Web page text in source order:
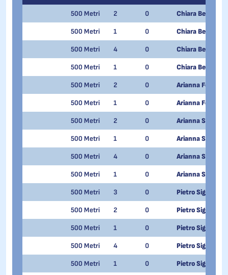
500 Metri 2 0 Chiara Betti
500 Metri 1 0 Chiara Betti
500 Metri 4 0 Chiara Betti
500 Metri 1 0 Chiara Betti
500 Metri 2 0 Arianna Fontana
500 Metri 1 0 Arianna Fontana
500 Metri 2 0 Arianna Sighel
500 Metri 1 0 Arianna Sighel
500 Metri 4 0 Arianna Sighel
500 Metri 1 0 Arianna Sighel
500 Metri 3 0 Pietro Sighel
500 Metri 2 0 Pietro Sighel
500 Metri 1 0 Pietro Sighel
500 Metri 4 0 Pietro Sighel
500 Metri 1 0 Pietro Sighel